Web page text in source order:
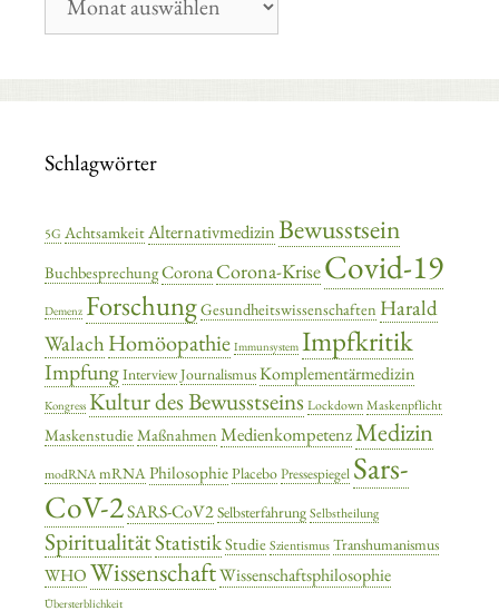
Archiv
Schlagwörter
5G AchtsamkeitAlternativmedizinBewusstsein
BuchbesprechungCoronaCorona-KriseCovid-19
Demenz ForschungGesundheitswissenschaften Harald
Walach Homöopathie Immunsystem Impfkritik
ImpfungInterviewJournalismusKomplementärmedizin
Kongress Kultur des Bewusstseins LockdownMaskenpflicht
MaskenstudieMaßnahmen MedienkompetenzMedizin
modRNAmRNAPhilosophiePlaceboPressespiegel Sars-
CoV-2SARS-CoV2SelbsterfahrungSelbstheilung
SpiritualitätStatistikStudieSzientismusTranshumanismus
WHO WissenschaftWissenschaftsphilosophie
Übersterblichkeit